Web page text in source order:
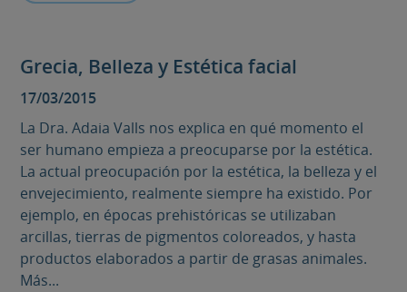
Grecia, Belleza y Estética facial
17/03/2015
La Dra. Adaia Valls nos explica en qué momento el
ser humano empieza a preocuparse por la estética.
La actual preocupación por la estética, la belleza y el
envejecimiento, realmente siempre ha existido. Por
ejemplo, en épocas prehistóricas se utilizaban
arcillas, tierras de pigmentos coloreados, y hasta
productos elaborados a partir de grasas animales.
Más...